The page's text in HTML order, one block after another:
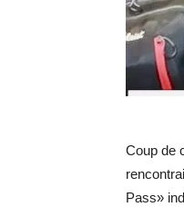
Coup de
Pass»